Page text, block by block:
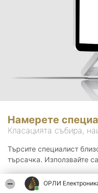
ОРЛИ
Намерете
Класацията събира,
Търсите специалист
търсачка. Използвайте